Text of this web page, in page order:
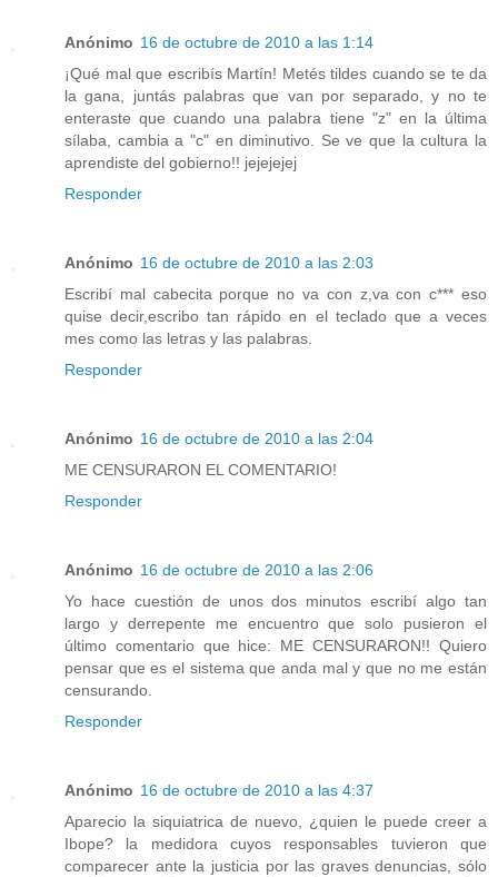
Anónimo 16 de octubre de 2010 a las 1:14
¡Qué mal que escribís Martín! Metés tildes cuando se te da
la gana, juntás palabras que van por separado, y no te
enteraste que cuando una palabra tiene "z" en la última
sílaba, cambia a "c" en diminutivo. Se ve que la cultura la
aprendiste del gobierno!! jejejejej
Responder
Anónimo 16 de octubre de 2010 a las 2:03
Escribí mal cabecita porque no va con z,va con c*** eso
quise decir,escribo tan rápido en el teclado que a veces
mes como las letras y las palabras.
Responder
Anónimo 16 de octubre de 2010 a las 2:04
ME CENSURARON EL COMENTARIO!
Responder
Anónimo 16 de octubre de 2010 a las 2:06
Yo hace cuestión de unos dos minutos escribí algo tan
largo y derrepente me encuentro que solo pusieron el
último comentario que hice: ME CENSURARON!! Quiero
pensar que es el sistema que anda mal y que no me están
censurando.
Responder
Anónimo 16 de octubre de 2010 a las 4:37
Aparecio la siquiatrica de nuevo, ¿quien le puede creer a
Ibope? la medidora cuyos responsables tuvieron que
comparecer ante la justicia por las graves denuncias, sólo